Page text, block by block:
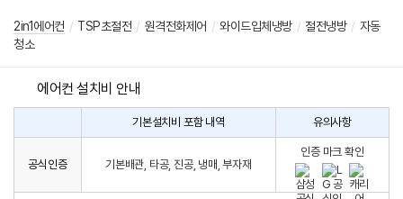
2in1에어컨 / TSP초절전 / 원격전화제어 / 와이드입체냉방 / 절전냉방 / 자동
청소
에어컨 설치비 안내
구
컨
설
기본설치비 포함 내역 유의사항
공식인증 기본배관, 타공, 진공, 냉매, 부자재
인증 마크 확인